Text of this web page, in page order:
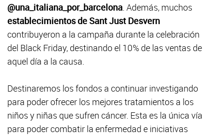
@una_italiana_por_barcelona. Además, muchos
establecimientos de Sant Just Desvern
contribuyeron a la campaña durante la celebración
del Black Friday, destinando el 10% de las ventas de
aquel día a la causa.
Destinaremos los fondos a continuar investigando
para poder ofrecer los mejores tratamientos a los
niños y niñas que sufren cáncer. Esta es la única vía
para poder combatir la enfermedad e iniciativas